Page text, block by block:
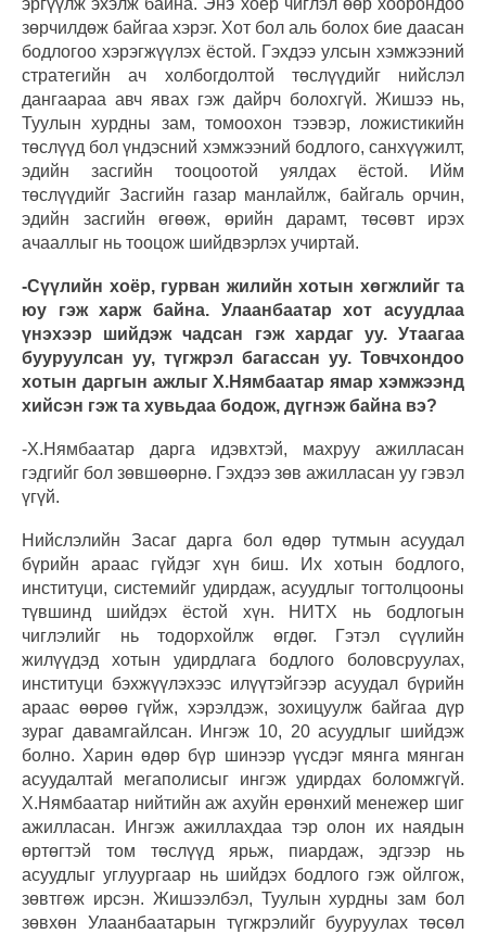
эргүүлж эхэлж байна. Энэ хоёр чиглэл өөр хоорондоо
зөрчилдөж байгаа хэрэг. Хот бол аль болох бие даасан
бодлогоо хэрэгжүүлэх ёстой. Гэхдээ улсын хэмжээний
стратегийн ач холбогдолтой төслүүдийг нийслэл
дангаараа авч явах гэж дайрч болохгүй. Жишээ нь,
Туулын хурдны зам, томоохон тээвэр, ложистикийн
төслүүд бол үндэсний хэмжээний бодлого, санхүүжилт,
эдийн засгийн тооцоотой уялдах ёстой. Ийм
төслүүдийг Засгийн газар манлайлж, байгаль орчин,
эдийн засгийн өгөөж, өрийн дарамт, төсөвт ирэх
ачааллыг нь тооцож шийдвэрлэх учиртай.
-Сүүлийн хоёр, гурван жилийн хотын хөгжлийг та
юу гэж харж байна. Улаанбаатар хот асуудлаа
үнэхээр шийдэж чадсан гэж хардаг уу. Утаагаа
бууруулсан уу, түгжрэл багассан уу. Товчхондоо
хотын даргын ажлыг Х.Нямбаатар ямар хэмжээнд
хийсэн гэж та хувьдаа бодож, дүгнэж байна вэ?
-Х.Нямбаатар дарга идэвхтэй, махруу ажилласан
гэдгийг бол зөвшөөрнө. Гэхдээ зөв ажилласан уу гэвэл
үгүй.
Нийслэлийн Засаг дарга бол өдөр тутмын асуудал
бүрийн араас гүйдэг хүн биш. Их хотын бодлого,
институци, системийг удирдаж, асуудлыг тогтолцооны
түвшинд шийдэх ёстой хүн. НИТХ нь бодлогын
чиглэлийг нь тодорхойлж өгдөг. Гэтэл сүүлийн
жилүүдэд хотын удирдлага бодлого боловсруулах,
институци бэхжүүлэхээс илүүтэйгээр асуудал бүрийн
араас өөрөө гүйж, хэрэлдэж, зохицуулж байгаа дүр
зураг давамгайлсан. Ингэж 10, 20 асуудлыг шийдэж
болно. Харин өдөр бүр шинээр үүсдэг мянга мянган
асуудалтай мегаполисыг ингэж удирдах боломжгүй.
Х.Нямбаатар нийтийн аж ахуйн ерөнхий менежер шиг
ажилласан. Ингэж ажиллахдаа тэр олон их наядын
өртөгтэй том төслүүд ярьж, пиардаж, эдгээр нь
асуудлыг углуургаар нь шийдэх бодлого гэж ойлгож,
зөвтгөж ирсэн. Жишээлбэл, Туулын хурдны зам бол
зөвхөн Улаанбаатарын түгжрэлийг бууруулах төсөл